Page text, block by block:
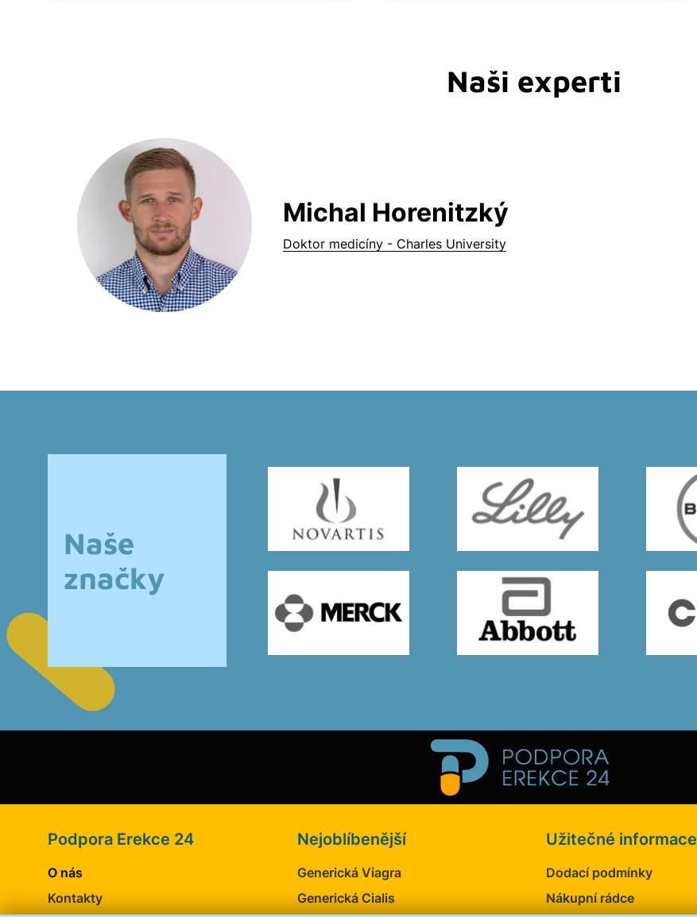
Naši experti
Michal Horenitzký
Doktor medicíny - Charles University
Naše
značky
Podpora Erekce 24
O nás
Kontakty
Nejoblíbenější
Generická Viagra
Generická Cialis
Užitečné informace
Dodací podmínky
Nákupní rádce